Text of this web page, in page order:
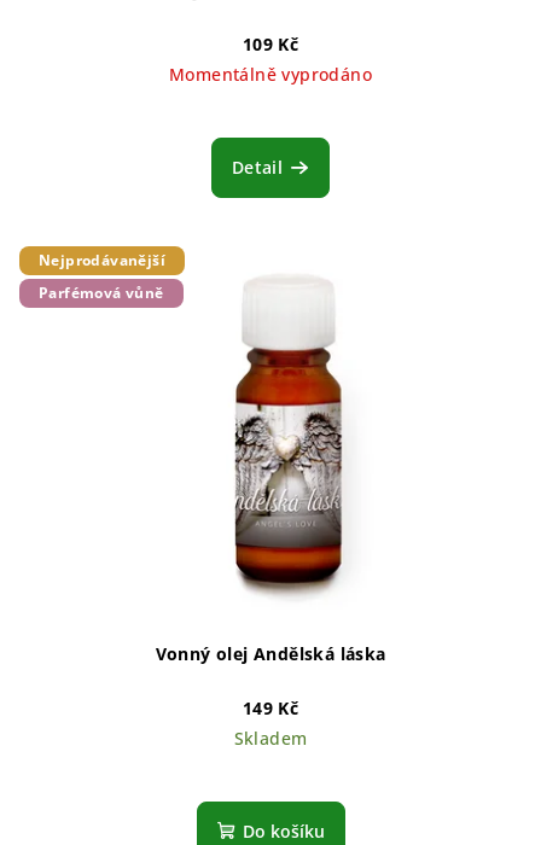
109 Kč
Momentálně vyprodáno
hodnocení
produktu
hvězdiček.
Detail
Nejprodávanější
Parfémová vůně
Vonný olej Andělská láska
149 Kč
Skladem
Do košíku